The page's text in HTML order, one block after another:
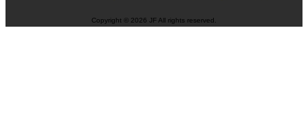
Copyright © 2026 JF All rights reserved.